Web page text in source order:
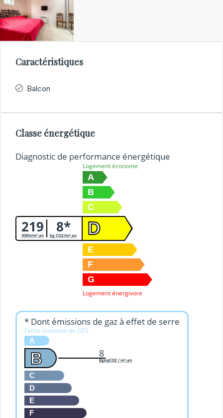
Caractéristiques
Balcon
Classe énergétique
Diagnostic de performance énergétique
219
KWh/m².an 8*
kg CO2/m².an
Logement économe
A
B
C
D
E
F
G
Logement énergivore
* Dont émissions de gaz à effet de serre
Faible émission de GES
A
B
C
D
E
F
8
KgéqCO2 / m².an